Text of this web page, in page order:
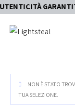
NON È STATO
TUA SELEZIONE.